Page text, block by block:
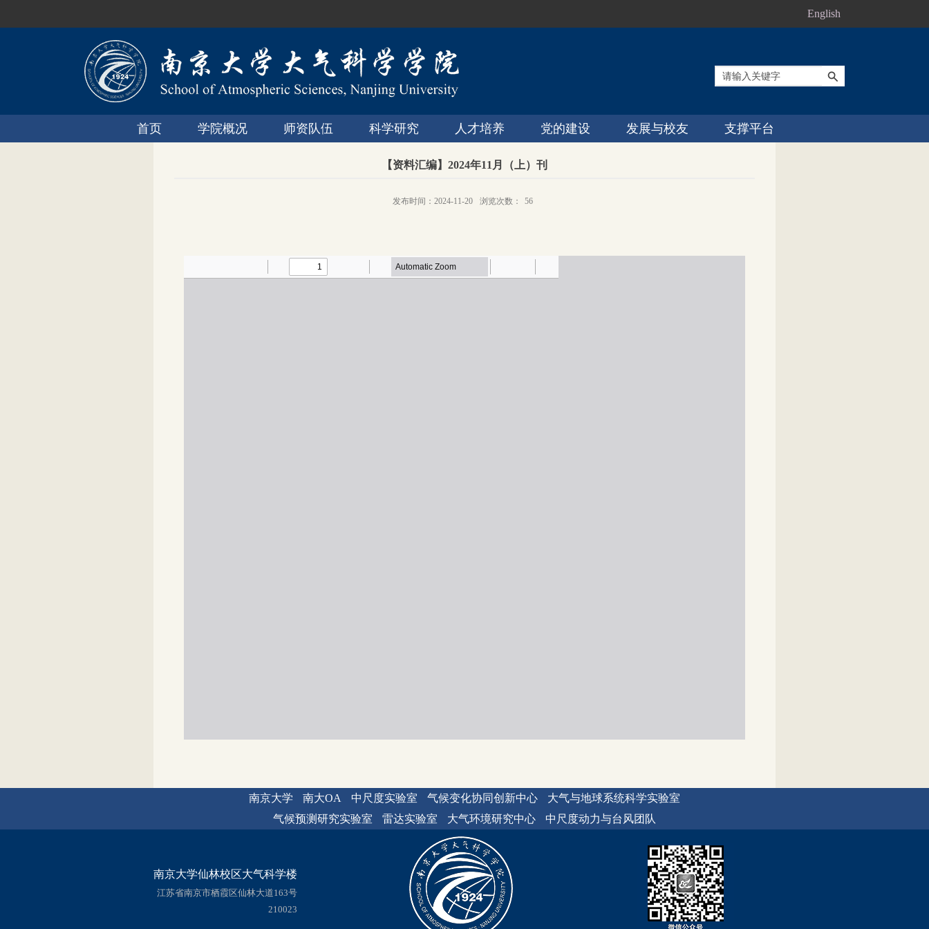
English
首页 学院概况 师资队伍 科学研究 人才培养 党的建设 发展与校友 支撑平台
【资料汇编】2024年11月（上）刊
发布时间：2024-11-20 浏览次数： 56
南京大学 南大OA 中尺度实验室 气候变化协同创新中心
大气与地球系统科学实验室
气候预测研究实验室
雷达实验室 大气环境研究中心 中尺度动力与台风团队
南京大学仙林校区大气科学楼
江苏省南京市栖霞区仙林大道163号
210023